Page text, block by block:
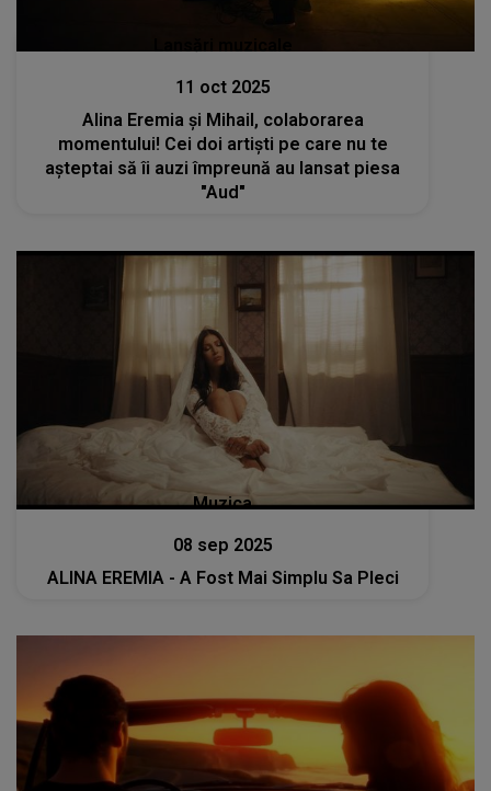
11 oct 2025
Alina Eremia și Mihail, colaborarea
momentului! Cei doi artiști pe care nu te
așteptai să îi auzi împreună au lansat piesa
"Aud"
Muzica
08 sep 2025
ALINA EREMIA - A Fost Mai Simplu Sa Pleci